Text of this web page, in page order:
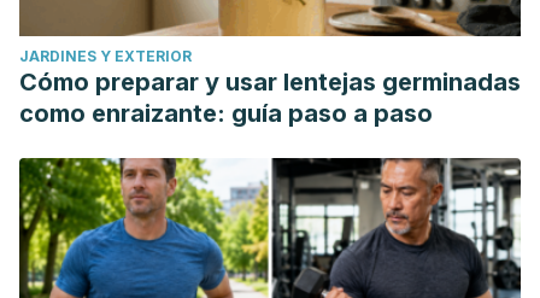
JARDINES Y EXTERIOR
Cómo preparar y usar lentejas germinadas
como enraizante: guía paso a paso